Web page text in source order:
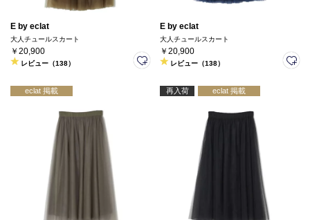
E by eclat
大人チュールスカート
￥20,900
レビュー（138）
E by eclat
大人チュールスカート
￥20,900
レビュー（138）
eclat 掲載 再入荷 eclat 掲載